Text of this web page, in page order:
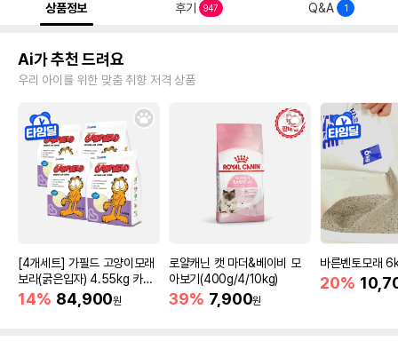
상품정보 후기 947 Q&A 1
Ai가 추천 드려요
우리 아이를 위한 맞춤 취향 저격 상품
[4개세트] 가필드 고양이모래
보라(굵은입자) 4.55kg 카사
바모래
14% 84,900원
로얄캐닌 캣 마더&베이비 모
아보기(400g/4/10kg)
39% 7,900원
바른벤토모래
20%